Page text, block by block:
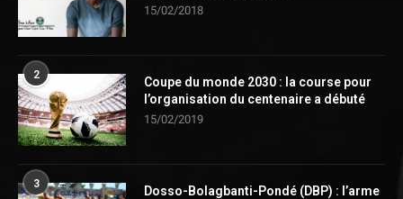
15/02/2018
2
Coupe du monde 2030 : la course pour
l’organisation du centenaire a débuté
15/02/2019
3
Dosso-Bolagbanti-Pondé (DBP) : l’arme